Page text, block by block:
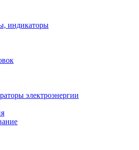
индикаторы
электроэнергии